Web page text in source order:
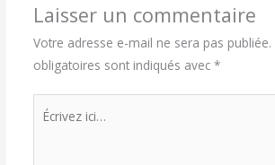
Laisser un commentaire
Votre adresse e-mail ne sera pas publiée.
obligatoires sont indiqués avec *
Écrivez